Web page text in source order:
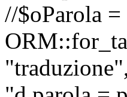
//$oParola